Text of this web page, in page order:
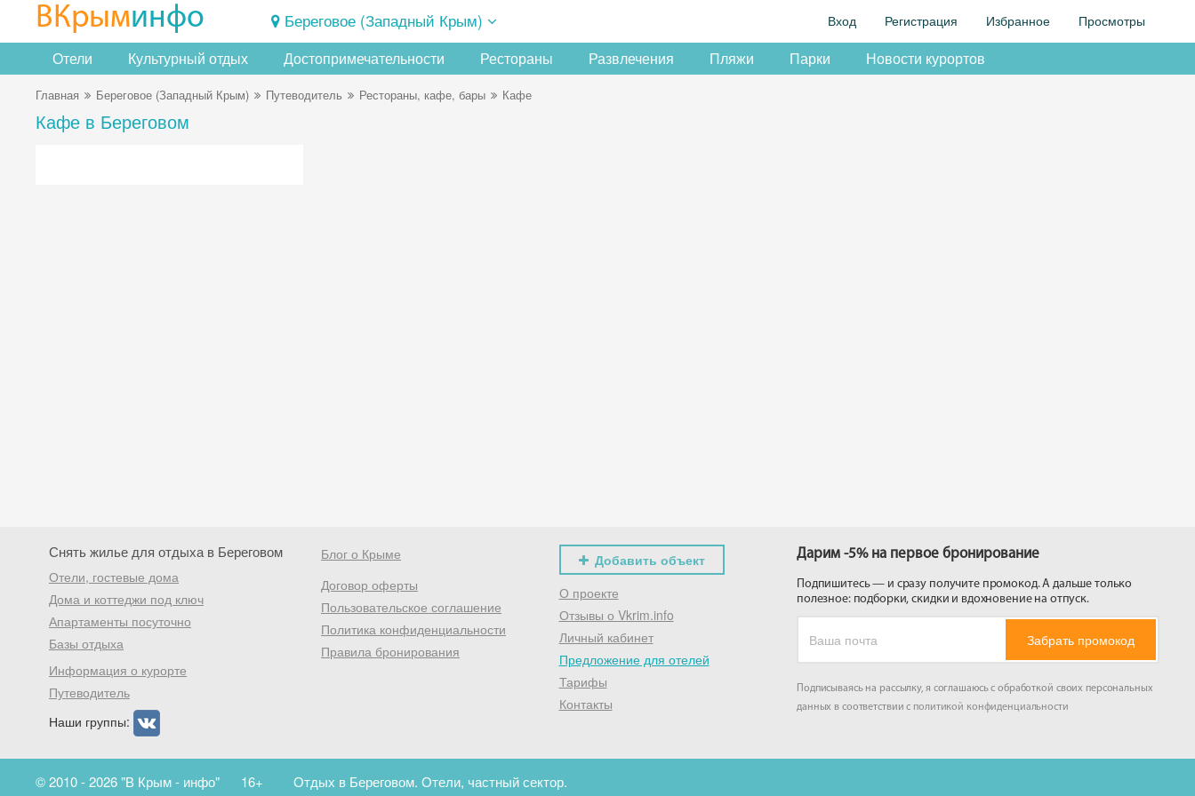
ВКрыминфо Береговое (Западный Крым) Вход Регистрация Избранное Просмотры
Отели Культурный отдых Достопримечательности Рестораны Развлечения Пляжи Парки Новости курортов
Главная Береговое (Западный Крым) Путеводитель Рестораны, кафе, бары Кафе
Кафе в Береговом
Снять жилье для отдыха в Береговом
Отели, гостевые дома
Дома и коттеджи под ключ
Апартаменты посуточно
Базы отдыха
Информация о курорте
Путеводитель
Наши группы:
Блог о Крыме
Договор оферты
Пользовательское соглашение
Политика конфиденциальности
Правила бронирования
Добавить объект
О проекте
Отзывы о Vkrim.info
Личный кабинет
Предложение для отелей
Тарифы
Контакты
Дарим -5% на первое бронирование
Подпишитесь — и сразу получите промокод. А дальше только
полезное: подборки, скидки и вдохновение на отпуск.
Забрать промокод
Подписываясь на рассылку, я соглашаюсь с обработкой своих персональных
данных в соответствии с политикой конфиденциальности
© 2010 - 2026 "В Крым - инфо" 16+ Отдых в Береговом. Отели, частный сектор.